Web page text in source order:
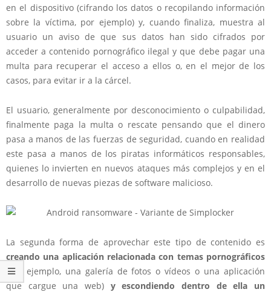
en el dispositivo (cifrando los datos o recopilando información
sobre la víctima, por ejemplo) y, cuando finaliza, muestra al
usuario un aviso de que sus datos han sido cifrados por
acceder a contenido pornográfico ilegal y que debe pagar una
multa para recuperar el acceso a ellos o, en el mejor de los
casos, para evitar ir a la cárcel.
El usuario, generalmente por desconocimiento o culpabilidad,
finalmente paga la multa o rescate pensando que el dinero
pasa a manos de las fuerzas de seguridad, cuando en realidad
este pasa a manos de los piratas informáticos responsables,
quienes lo invierten en nuevos ataques más complejos y en el
desarrollo de nuevas piezas de software malicioso.
La segunda forma de aprovechar este tipo de contenido es
creando una aplicación relacionada con temas pornográficos
(por ejemplo, una galería de fotos o vídeos o una aplicación
que cargue una web) y escondiendo dentro de ella un